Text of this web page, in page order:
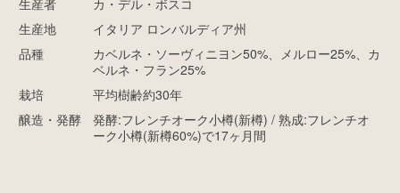
生産者
カ・デル・ボスコ
生産地
イタリア ロンバルディア州
品種
カベルネ・ソーヴィニヨン50%、メルロー25%、カ
ベルネ・フラン25%
栽培
平均樹齢約30年
醸造・発酵
発酵:フレンチオーク小樽(新樽) / 熟成:フレンチオ
ーク小樽(新樽60%)で17ヶ月間